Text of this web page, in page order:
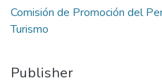
Comisión de Promoción del
Turismo
Publisher